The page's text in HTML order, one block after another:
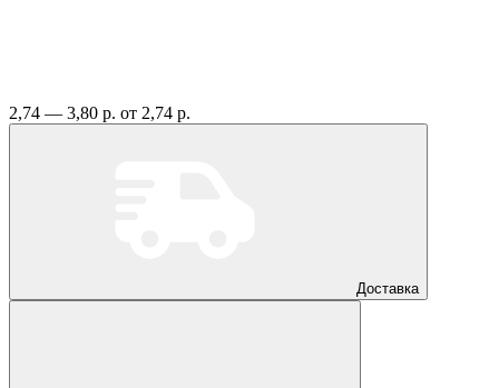
2,74 — 3,80 р. от 2,74 р.
Доставка